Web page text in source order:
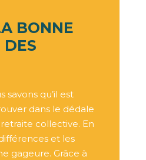
BONNE
DES
savons qu’il est
dans le dédale
collective. En
et les
gageure. Grâce à